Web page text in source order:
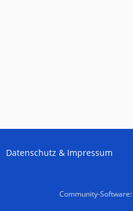
Datenschutz & Impressum
Community-Software: